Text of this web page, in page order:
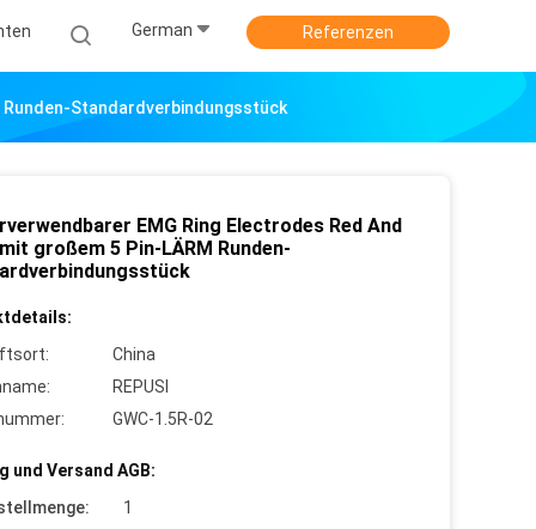
German Referenzen
Runden-Standardverbindungsstück
EMG Ring Electrodes Red And
großem 5 Pin-LÄRM Runden-
China
REPUSI
GWC-1.5R-02
und Versand AGB:
1